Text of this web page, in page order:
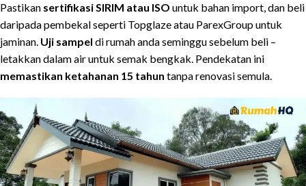
Pastikan sertifikasi SIRIM atau ISO untuk bahan import, dan beli
daripada pembekal seperti Topglaze atau ParexGroup untuk
jaminan. Uji sampel di rumah anda seminggu sebelum beli –
letakkan dalam air untuk semak bengkak. Pendekatan ini
memastikan ketahanan 15 tahun tanpa renovasi semula.